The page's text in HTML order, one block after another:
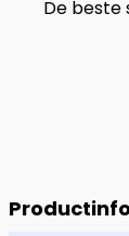
De beste